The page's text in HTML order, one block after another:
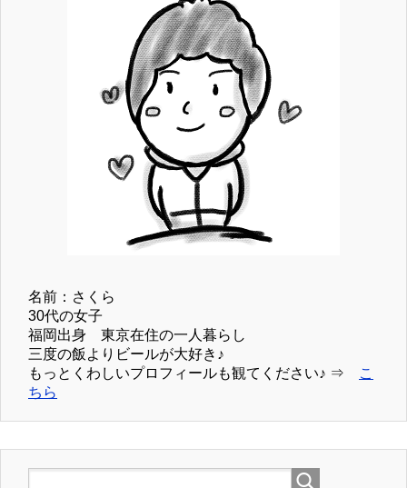
名前：さくら
30代の女子
福岡出身 東京在住の一人暮らし
三度の飯よりビールが大好き♪
もっとくわしいプロフィールも観てください♪ ⇒
こ
ちら